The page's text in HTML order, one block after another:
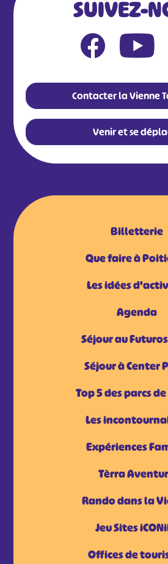
SUIVEZ-
Contacter la Vienne
Venir et se
Billetterie
Que faire à
Les idées
Agenda
Séjour au
Séjour à Center
Top 5 des parcs
Les
Expériences
Tèrra
Rando dans la
Jeu Sites
Offices de